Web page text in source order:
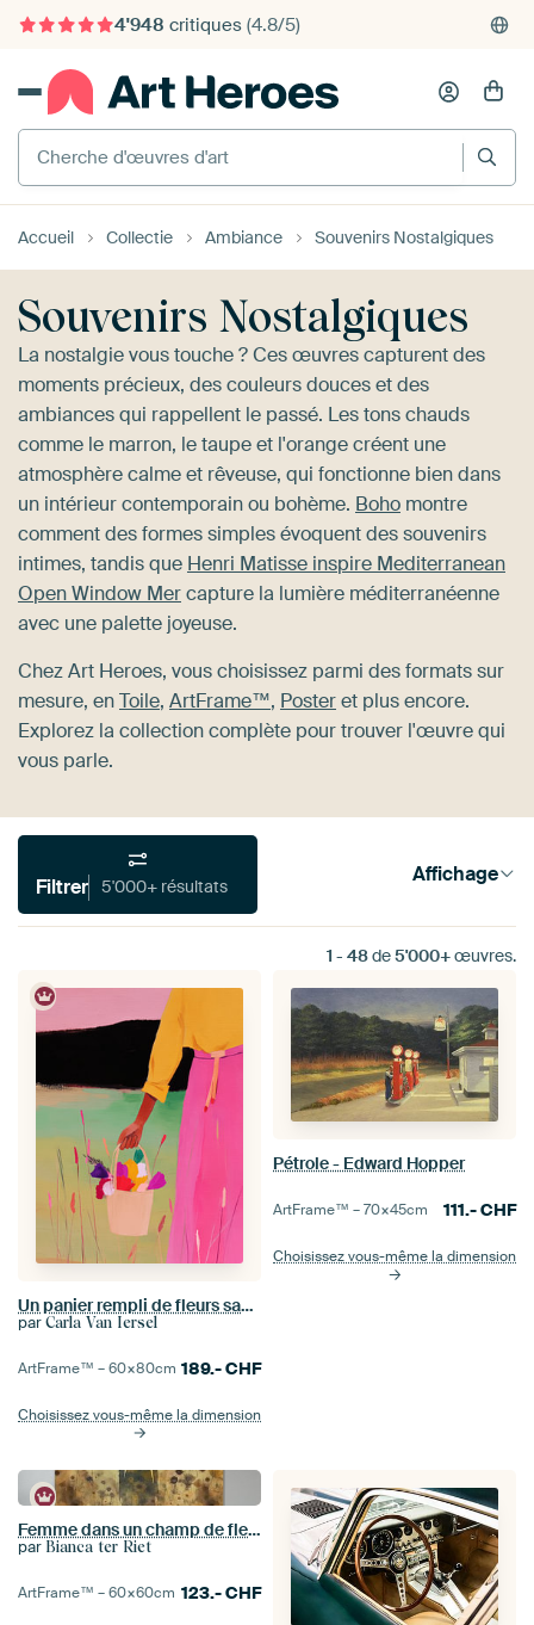
4'948 critiques (4.8/5)
375'000+ murs vides remplis
Cherche d'œuvres d'art
Accueil Collectie Ambiance Souvenirs Nostalgiques
Souvenirs Nostalgiques
La nostalgie vous touche ? Ces œuvres capturent des
moments précieux, des couleurs douces et des
ambiances qui rappellent le passé. Les tons chauds
comme le marron, le taupe et l'orange créent une
atmosphère calme et rêveuse, qui fonctionne bien dans
un intérieur contemporain ou bohème. Boho montre
comment des formes simples évoquent des souvenirs
intimes, tandis que Henri Matisse inspire Mediterranean
Open Window Mercapture la lumière méditerranéenne
avec une palette joyeuse.
Chez Art Heroes, vous choisissez parmi des formats sur
mesure, enToile, ArtFrame™, Posteret plus encore.
Explorez la collection complète pour trouver l'œuvre qui
vous parle.
Filtrer 5'000+ résultats Affichage
1 - 48de5'000+œuvres.
Un panier rempli de fleurs sauvages
par Carla Van Iersel
ArtFrame™ –60×80cm 189.-CHF
Choisissez vous-même la dimension
Pétrole - Edward Hopper
ArtFrame™ –70×45cm 111.-CHF
Choisissez vous-même la dimension
Femme dans un champ de fleurs
par Bianca ter Riet
ArtFrame™ –60×60cm 123.-CHF